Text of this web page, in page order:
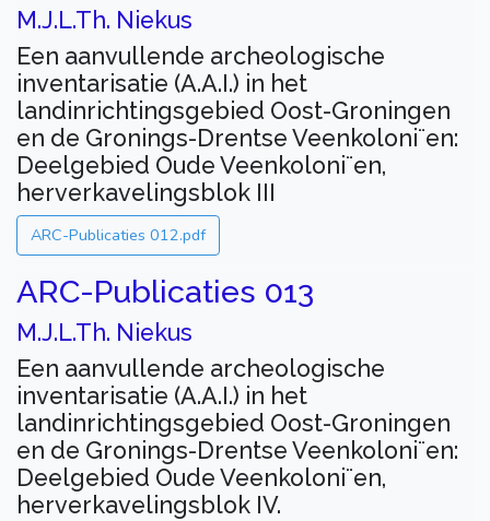
M.J.L.Th. Niekus
Een aanvullende archeologische
inventarisatie (A.A.I.) in het
landinrichtingsgebied Oost-Groningen
en de Gronings-Drentse Veenkoloni¨en:
Deelgebied Oude Veenkoloni¨en,
herverkavelingsblok III
ARC-Publicaties 012.pdf
ARC-Publicaties 013
M.J.L.Th. Niekus
Een aanvullende archeologische
inventarisatie (A.A.I.) in het
landinrichtingsgebied Oost-Groningen
en de Gronings-Drentse Veenkoloni¨en:
Deelgebied Oude Veenkoloni¨en,
herverkavelingsblok IV.